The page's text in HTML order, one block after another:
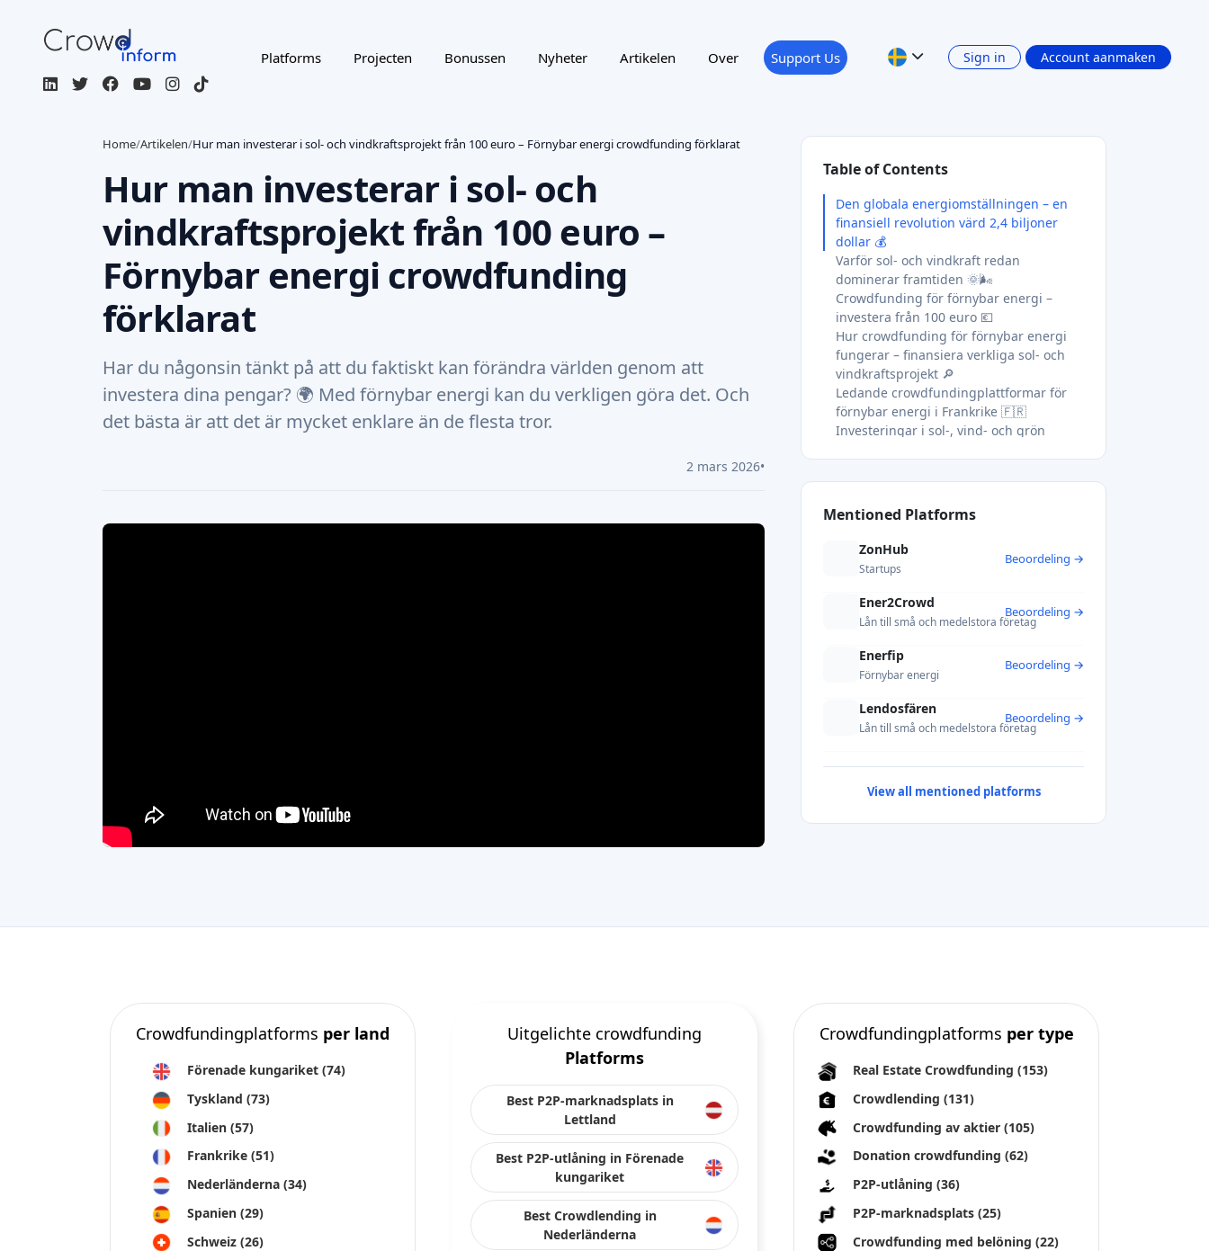
Platforms Projecten Bonussen Nyheter Artikelen Over Support Us Sign in Account aanmaken
Home/Artikelen/Hur man investerar i sol- och vindkraftsprojekt från 100 euro – Förnybar energi crowdfunding förklarat
Hur man investerar i sol- och
vindkraftsprojekt från 100 euro –
Förnybar energi crowdfunding
förklarat
Har du någonsin tänkt på att du faktiskt kan förändra världen genom att
investera dina pengar? 🌍 Med förnybar energi kan du verkligen göra det. Och
det bästa är att det är mycket enklare än de flesta tror.
2 mars 2026•
Table of Contents
Den globala energiomställningen – en
finansiell revolution värd 2,4 biljoner
dollar 💰
Varför sol- och vindkraft redan
dominerar framtiden 🌞🌬️
Crowdfunding för förnybar energi –
investera från 100 euro 💶
Hur crowdfunding för förnybar energi
fungerar – finansiera verkliga sol- och
vindkraftsprojekt 🔎
Ledande crowdfundingplattformar för
förnybar energi i Frankrike 🇫🇷
Investeringar i sol-, vind- och grön
avkastning med genomslagskraft 🚀
Mentioned Platforms
ZonHub
Startups
Beoordeling →
Ener2Crowd
Lån till små och medelstora företag
Beoordeling →
Enerfip
Förnybar energi
Beoordeling →
Lendosfären
Lån till små och medelstora företag
Beoordeling →
View all mentioned platforms
Crowdfundingplatforms per land
Förenade kungariket (74)
Tyskland (73)
Italien (57)
Frankrike (51)
Nederländerna (34)
Spanien (29)
Schweiz (26)
Uitgelichte crowdfunding
Platforms
Best P2P-marknadsplats in
Lettland
Best P2P-utlåning in Förenade
kungariket
Best Crowdlending in
Nederländerna
Crowdfundingplatforms per type
Real Estate Crowdfunding (153)
Crowdlending (131)
Crowdfunding av aktier (105)
Donation crowdfunding (62)
P2P-utlåning (36)
P2P-marknadsplats (25)
Crowdfunding med belöning (22)